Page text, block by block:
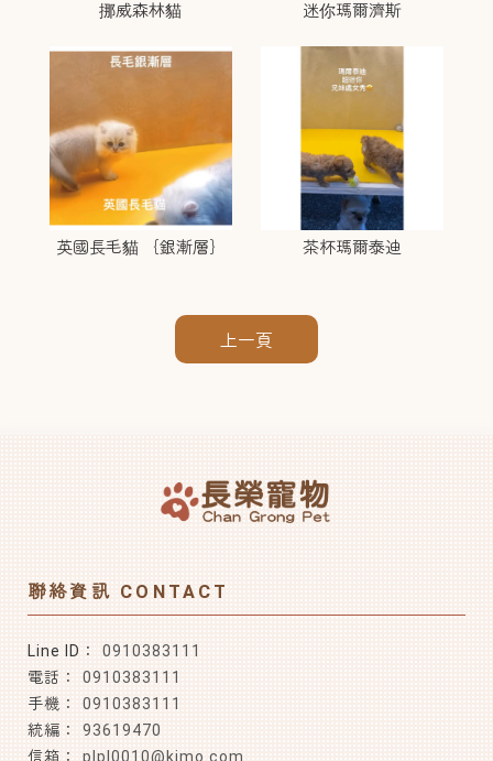
挪威森林貓 迷你瑪爾濟斯
英國長毛貓 ｛銀漸層｝ 茶杯瑪爾泰迪
上一頁
0910383111
0910383111
0910383111
93619470
plpl0010@kimo.com